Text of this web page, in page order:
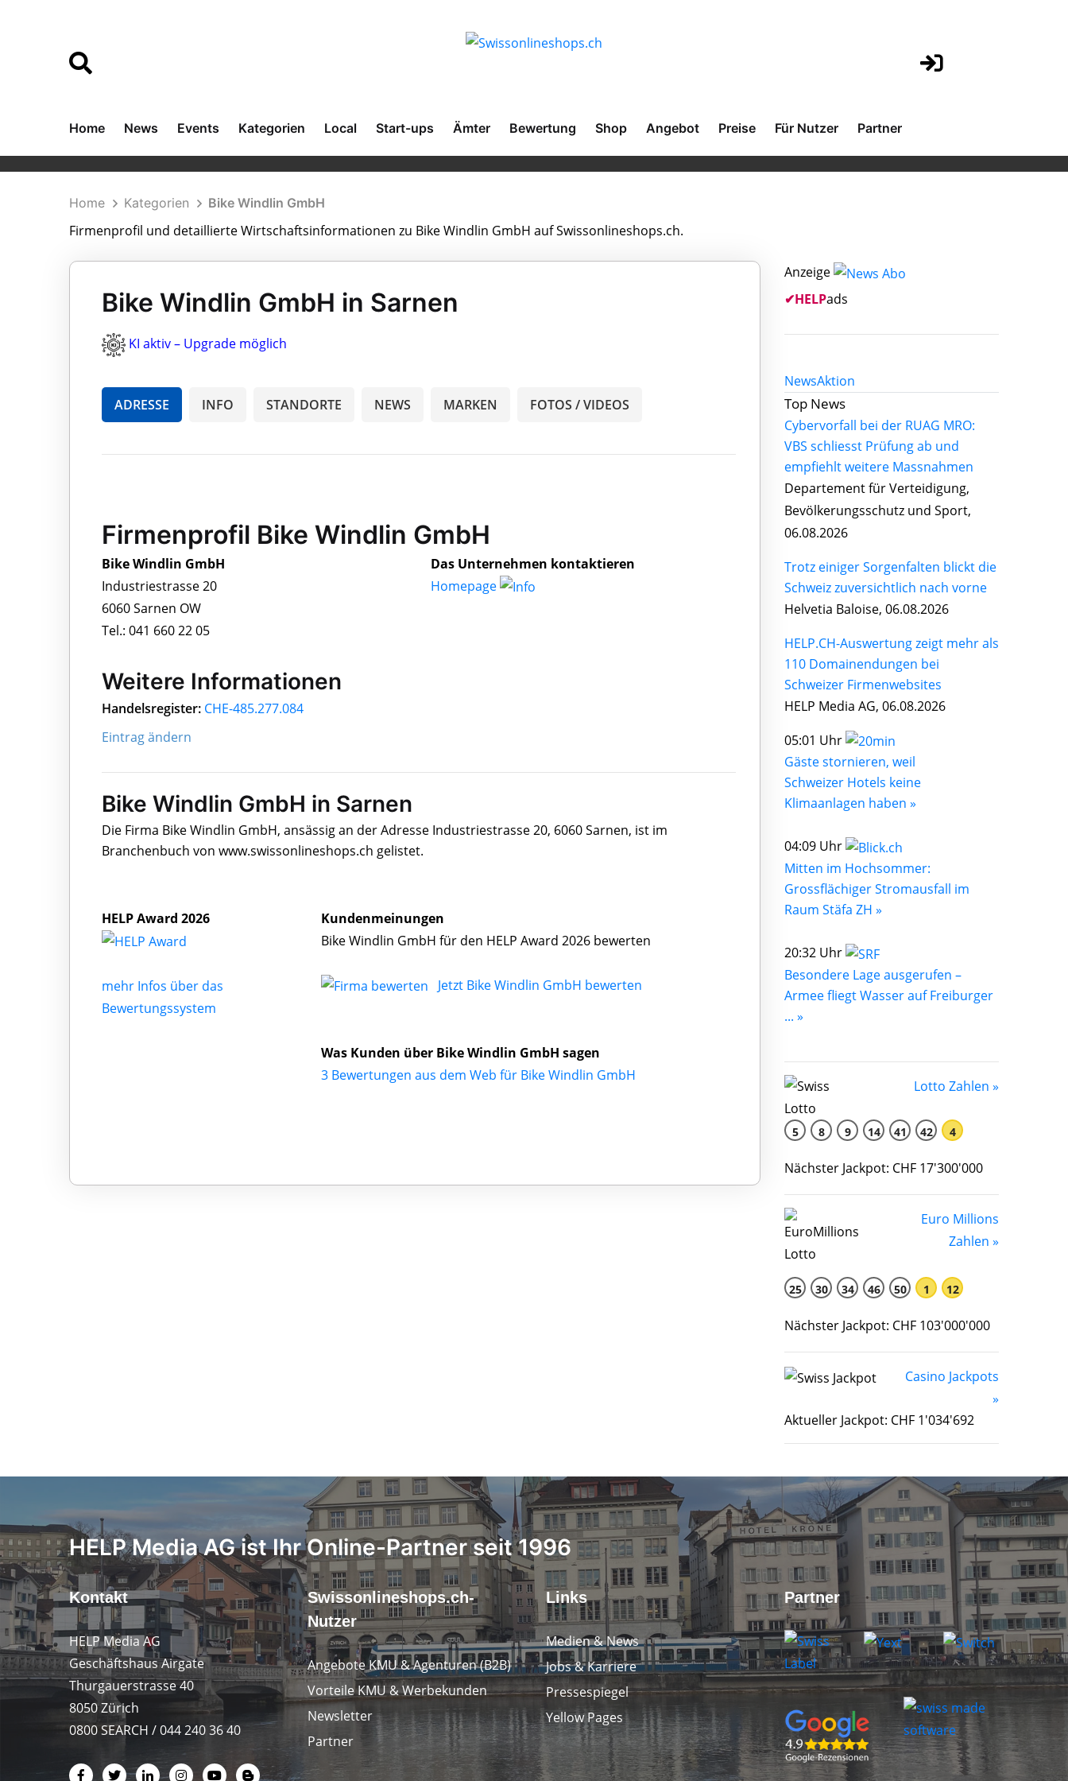
Home News Events Kategorien Local Start-ups Ämter Bewertung Shop Angebot Preise Für Nutzer Partner
Home Kategorien Bike Windlin GmbH
Firmenprofil und detaillierte Wirtschaftsinformationen zu Bike Windlin GmbH auf Swissonlineshops.ch.
Bike Windlin GmbH in Sarnen
KI aktiv – Upgrade möglich
ADRESSE INFO STANDORTE NEWS MARKEN FOTOS / VIDEOS
Firmenprofil Bike Windlin GmbH
Bike Windlin GmbH
Industriestrasse 20
6060 Sarnen OW
Tel.: 041 660 22 05
Das Unternehmen kontaktieren
Homepage
Weitere Informationen
Handelsregister: CHE-485.277.084
Eintrag ändern
Bike Windlin GmbH in Sarnen
Die Firma Bike Windlin GmbH, ansässig an der Adresse Industriestrasse 20, 6060 Sarnen, ist im
Branchenbuch von www.swissonlineshops.ch gelistet.
HELP Award 2026
mehr Infos über das
Bewertungssystem
Kundenmeinungen
Bike Windlin GmbH für den HELP Award 2026 bewerten
Jetzt Bike Windlin GmbH bewerten
Was Kunden über Bike Windlin GmbH sagen
3 Bewertungen aus dem Web für Bike Windlin GmbH
Anzeige
✔HELPads
NewsAktion
Top News
Cybervorfall bei der RUAG MRO:
VBS schliesst Prüfung ab und
empfiehlt weitere Massnahmen
Departement für Verteidigung,
Bevölkerungsschutz und Sport,
06.08.2026
Trotz einiger Sorgenfalten blickt die
Schweiz zuversichtlich nach vorne
Helvetia Baloise, 06.08.2026
HELP.CH-Auswertung zeigt mehr als
110 Domainendungen bei
Schweizer Firmenwebsites
HELP Media AG, 06.08.2026
05:01 Uhr
Gäste stornieren, weil
Schweizer Hotels keine
Klimaanlagen haben »
04:09 Uhr
Mitten im Hochsommer:
Grossflächiger Stromausfall im
Raum Stäfa ZH »
20:32 Uhr
Besondere Lage ausgerufen –
Armee fliegt Wasser auf Freiburger
... »
Lotto Zahlen »
5 8 9 14 41 42 4
Nächster Jackpot: CHF 17'300'000
Euro Millions
Zahlen »
25 30 34 46 50 1 12
Nächster Jackpot: CHF 103'000'000
Casino Jackpots
»
Aktueller Jackpot: CHF 1'034'692
HELP Media AG ist Ihr Online-Partner seit 1996
Kontakt
HELP Media AG
Geschäftshaus Airgate
Thurgauerstrasse 40
8050 Zürich
0800 SEARCH / 044 240 36 40
Swissonlineshops.ch-
Nutzer
Angebote KMU & Agenturen (B2B)
Vorteile KMU & Werbekunden
Newsletter
Partner
Links
Medien & News
Jobs & Karriere
Pressespiegel
Yellow Pages
Partner